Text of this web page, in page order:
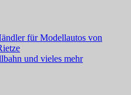
für Modellautos von
und vieles mehr